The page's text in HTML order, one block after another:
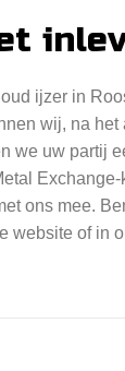
ijzer in
wij, na
we uw partij
ons mee.
website of in